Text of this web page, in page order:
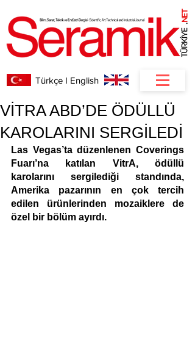
.
NET
Türkçe I English
VİTRA ABD’DE ÖDÜLLÜ
KAROLARINI SERGİLEDİ
Las Vegas’ta düzenlenen Coverings
Fuarı’na katılan VitrA, ödüllü
karolarını sergilediği standında,
Amerika pazarının en çok tercih
edilen ürünlerinden mozaiklere de
özel bir bölüm ayırdı.